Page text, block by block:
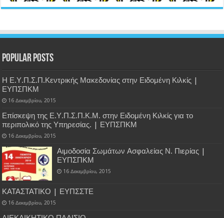
Popular Posts
Η Ε.Υ.Π.Σ.Π.Κεντρικής Μακεδονίας στην Ειδομένη Κιλκίς |
ΕΥΠΣΠΚΜ
16 Δεκεμβρίου, 2015
Επίσκεψη της Ε.Υ.Π.Σ.Π.Κ.Μ. στην Ειδομένη Κιλκίς για το
περιπολικό της Υπηρεσίας. | ΕΥΠΣΠΚΜ
16 Δεκεμβρίου, 2015
Αιμοδοσία Σωμάτων Ασφαλείας Ν. Πιερίας |
ΕΥΠΣΠΚΜ
16 Δεκεμβρίου, 2015
ΚΑΤΑΣΤΑΤΙΚΟ | ΕΥΠΣΣΤΕ
16 Δεκεμβρίου, 2015